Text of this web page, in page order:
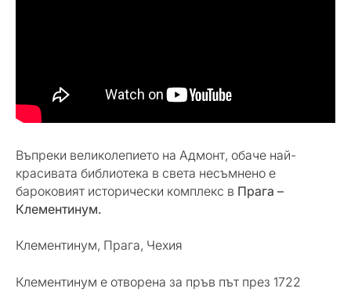
Въпреки великолепието на Адмонт, обаче най-
красивата библиотека в света несъмнено е
бароковият исторически комплекс в Прага –
Клементинум.
Клементинум, Прага, Чехия
Клементинум е отворена за пръв път през 1722